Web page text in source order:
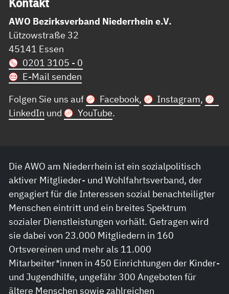
AWO Bezirksverband Niederrhein e.V.
Lützowstraße 32
45141 Essen
0201 3105 - 0
E-Mail senden
Folgen Sie uns auf
Facebook, Instagram,
LinkedIn und YouTube.
Die AWO am Niederrhein ist ein sozialpolitisch
aktiver Mitglieder- und Wohlfahrtsverband, der
engagiert für die Interessen sozial benachteiligter
Menschen eintritt und ein breites Spektrum
sozialer Dienstleistungen vorhält. Getragen wird
sie dabei von 23.000 Mitgliedern in 160
Ortsvereinen und mehr als 11.000
Mitarbeiter*innen in 450 Einrichtungen der Kinder-
und Jugendhilfe, ungefähr 300 Angeboten für
ältere Menschen sowie zahlreichen